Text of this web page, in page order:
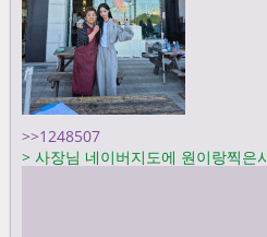
>>1248507
> 사장님 네이버지도에 원이랑찍은